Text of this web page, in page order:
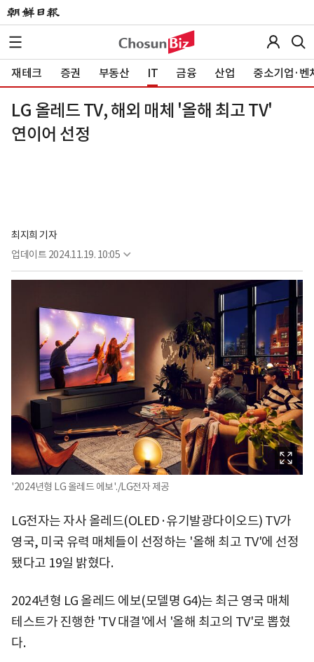
재테크 증권 부동산 IT 금융 산업 중소기업·벤
LG 올레드 TV, 해외 매체 '올해 최고 TV'
연이어 선정
최지희 기자
업데이트 2024.11.19. 10:05
'2024년형 LG 올레드 에보'./LG전자 제공
LG전자는 자사 올레드(OLED·유기발광다이오드) TV가
영국, 미국 유력 매체들이 선정하는 '올해 최고 TV'에 선정
됐다고 19일 밝혔다.
2024년형 LG 올레드 에보(모델명 G4)는 최근 영국 매체
테스트가 진행한 'TV 대결'에서 '올해 최고의 TV'로 뽑혔
다.